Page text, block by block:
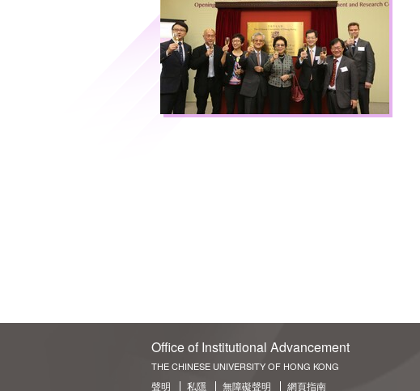
Office of Institutional Advancement
THE CHINESE UNIVERSITY OF HONG KONG
聲明 私隱 無障礙聲明 網頁指南